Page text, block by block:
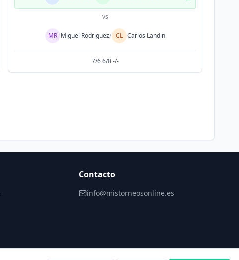
vs
MR Miguel Rodriguez/ CL Carlos Landin
7/6 6/0 -/-
Contacto
info@mistorneosonline.es